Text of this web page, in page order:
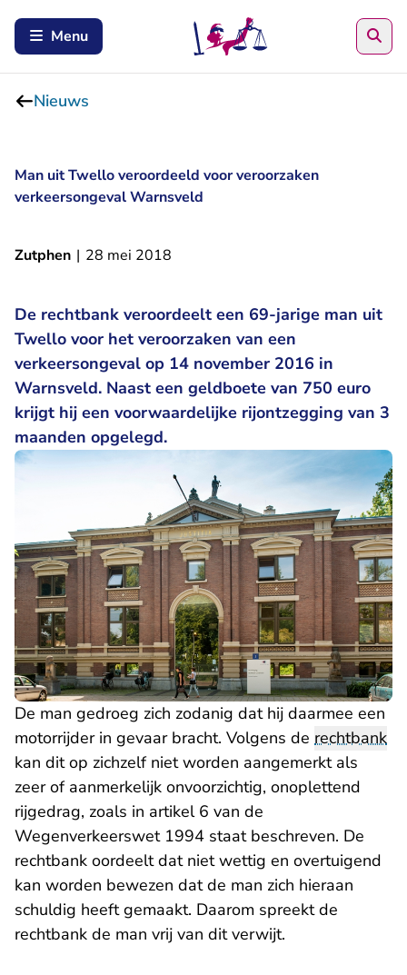
Menu
Nieuws
Man uit Twello veroordeeld voor veroorzaken
verkeersongeval Warnsveld
Zutphen | 28 mei 2018
De rechtbank veroordeelt een 69-jarige man uit
Twello voor het veroorzaken van een
verkeersongeval op 14 november 2016 in
Warnsveld. Naast een geldboete van 750 euro
krijgt hij een voorwaardelijke rijontzegging van 3
maanden opgelegd.
De man gedroeg zich zodanig dat hij daarmee een
motorrijder in gevaar bracht. Volgens de rechtbank
kan dit op zichzelf niet worden aangemerkt als
zeer of aanmerkelijk onvoorzichtig, onoplettend
rijgedrag, zoals in artikel 6 van de
Wegenverkeerswet 1994 staat beschreven. De
rechtbank oordeelt dat niet wettig en overtuigend
kan worden bewezen dat de man zich hieraan
schuldig heeft gemaakt. Daarom spreekt de
rechtbank de man vrij van dit verwijt.